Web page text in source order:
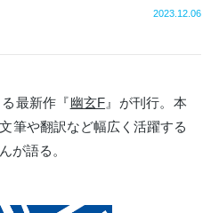
2023.12.06
最新作『幽玄F 』が刊行。本
筆や翻訳など幅広く活躍する
が語る。